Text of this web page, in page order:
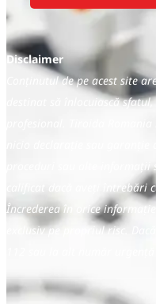
Disclaimer
Conținutul de pe acest site
destinat să înlocuiască
profesional. Tiroida
nicio declarație sau
proceduri sau alte informații
calificat dacă aveți întrebări
Încrederea în orice
exclusiv pe propriul risc.